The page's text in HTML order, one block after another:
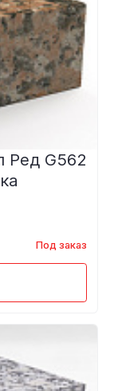
Ред G562
Под заказ